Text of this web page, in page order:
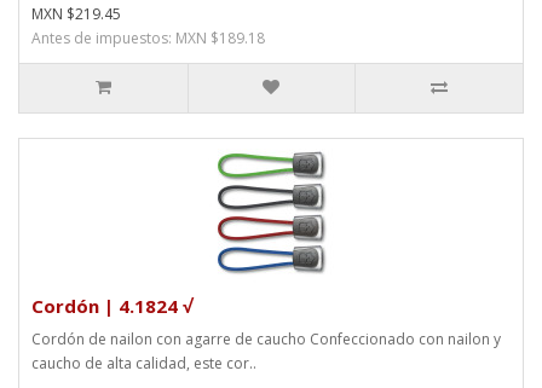
MXN $219.45
Antes de impuestos: MXN $189.18
Cordón | 4.1824 √
Cordón de nailon con agarre de caucho Confeccionado con nailon y
caucho de alta calidad, este cor..